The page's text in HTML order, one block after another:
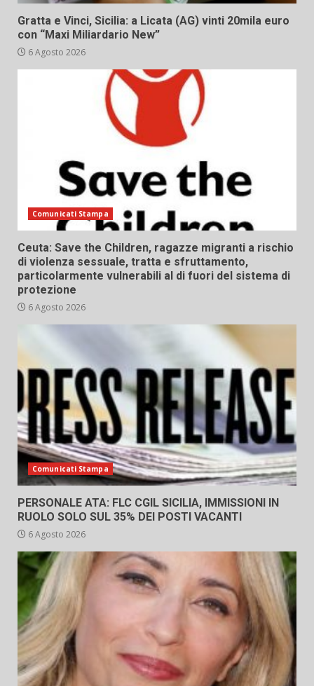
Gratta e Vinci, Sicilia: a Licata (AG) vinti 20mila euro
con “Maxi Miliardario New”
6 Agosto 2026
Comunicati Stampa
Ceuta: Save the Children, ragazze migranti a rischio
di violenza sessuale, tratta e sfruttamento,
particolarmente vulnerabili al di fuori del sistema di
protezione
6 Agosto 2026
Comunicati Stampa
PERSONALE ATA: FLC CGIL SICILIA, IMMISSIONI IN
RUOLO SOLO SUL 35% DEI POSTI VACANTI
6 Agosto 2026